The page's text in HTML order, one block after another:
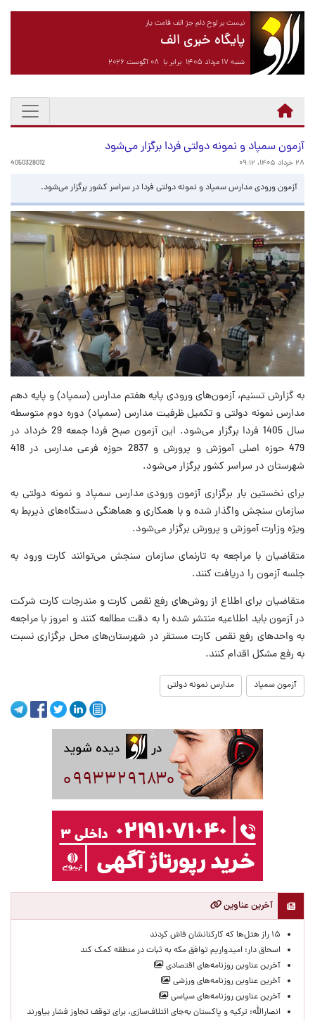
نیست بر لوح دلم جز الف قامت یار
پایگاه خبری الف
شنبه ۱۷ مرداد ۱۴۰۵ برابر با ۰۸ آگوست ۲۰۲۶
آزمون سمپاد و نمونه دولتی فردا برگزار می‌شود
۲۸ خرداد ۱۴۰۵، ۰۹:۱۲ 4050328012
آزمون ورودی مدارس سمپاد و نمونه دولتی فردا در سراسر کشور برگزار می‌شود.
به گزارش تسنیم، آزمون‌های ورودی پایه هفتم مدارس (سمپاد) و پایه دهم
مدارس نمونه دولتی و تکمیل ظرفیت مدارس (سمپاد) دوره دوم متوسطه
سال 1405 فردا برگزار می‌شود. این آزمون صبح فردا جمعه 29 خرداد در
479 حوزه اصلی آموزش و پرورش و 2837 حوزه فرعی مدارس در 418
شهرستان در سراسر کشور برگزار می‌شود.
برای نخستین بار برگزاری آزمون ورودی مدارس سمپاد و نمونه دولتی به
سازمان سنجش واگذار شده و با همکاری و هماهنگی دستگاه‌های ذیربط به
ویژه وزارت آموزش و پرورش برگزار می‌شود.
متقاضیان با مراجعه به تارنمای سازمان سنجش می‌توانند کارت ورود به
جلسه آزمون را دریافت کنند.
متقاضیان برای اطلاع از روش‌های رفع نقص کارت و مندرجات کارت شرکت
در آزمون باید اطلاعیه منتشر شده را به دقت مطالعه کنند و امروز با مراجعه
به واحد‌های رفع نقص کارت مستقر در شهرستان‌های محل برگزاری نسبت
به رفع مشکل اقدام کنند.
آزمون سمپاد مدارس نمونه دولتی
آخرین عناوین
۱۵ راز هتل‌ها که کارکنانشان فاش کردند
اسحاق دار: امیدواریم توافق مکه به ثبات در منطقه کمک کند
آخرین عناوین روزنامه‌های اقتصادی
آخرین عناوین روزنامه‌های ورزشی
آخرین عناوین روزنامه‌های سیاسی
انصارالله: ترکیه و پاکستان به‌جای ائتلاف‌سازی، برای توقف تجاوز فشار بیاورند